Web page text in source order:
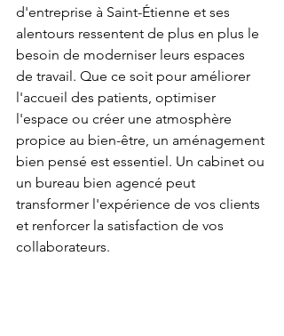
d'entreprise à Saint-Étienne et ses
alentours ressentent de plus en plus le
besoin de moderniser leurs espaces
de travail. Que ce soit pour améliorer
l'accueil des patients, optimiser
l'espace ou créer une atmosphère
propice au bien-être, un aménagement
bien pensé est essentiel. Un cabinet ou
un bureau bien agencé peut
transformer l'expérience de vos clients
et renforcer la satisfaction de vos
collaborateurs.